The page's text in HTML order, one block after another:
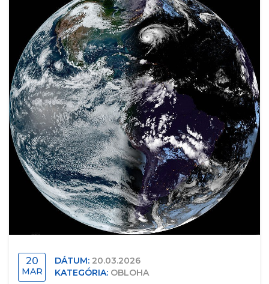
20
MAR
DÁTUM: 20.03.2026
KATEGÓRIA: OBLOHA